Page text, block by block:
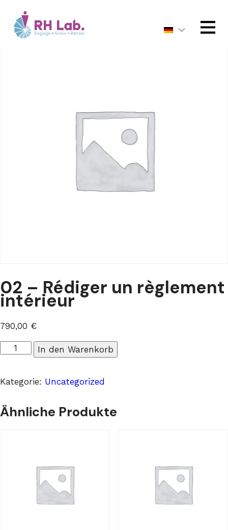
MENU
intérieur
02 – Rédiger un règlement
intérieur
790,00 €
un
intérieur
In den Warenkorb
Kategorie: Uncategorized
Ähnliche Produkte